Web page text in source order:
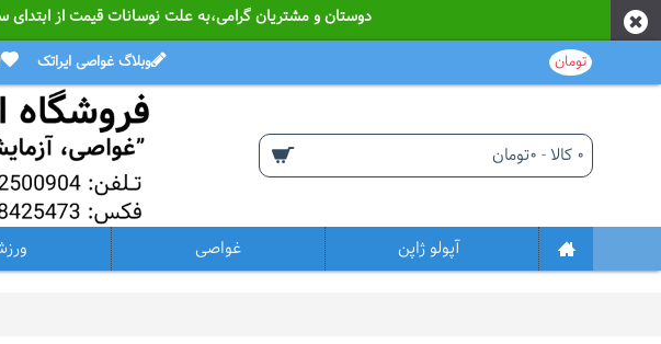
دوستان و مشتریان گرامی،به علت نوسانات قیمت از ابتدای سال ۱۴۰۲ لطفا نسبت به قیمت های به روز اطلاع
وبلاگ غواصی ایراتک تومان
0 کالا - 0تومان
آپولو ژاپن غواصی